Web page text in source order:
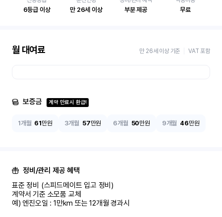
6등급 이상 만 26세 이상 부분 제공 무료
월 대여료 만 26세 이상 기준 VAT 포함
보증금 계약 만료시 환급!
1개월 61만원 3개월 57만원 6개월 50만원 9개월 46만원
정비/관리 제공 혜택
표준 정비 (스피드메이트 입고 정비)
계약서 기준 소모품 교체
예) 엔진오일 : 1만km 또는 12개월 경과시